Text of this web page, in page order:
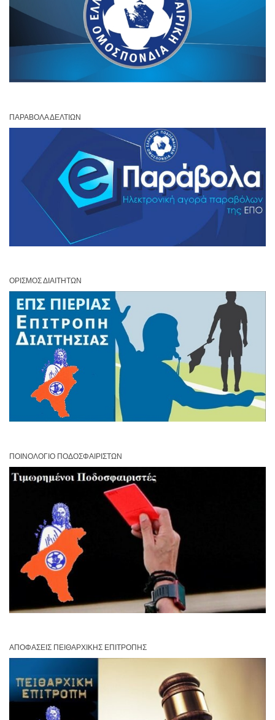
ΠΑΡΆΒΟΛΑ ΔΕΛΤΊΩΝ
ΟΡΙΣΜΌΣ ΔΙΑΙΤΗΤΏΝ
ΠΟΙΝΟΛΌΓΙΟ ΠΟΔΟΣΦΑΙΡΙΣΤΏΝ
ΑΠΟΦΆΣΕΙΣ ΠΕΙΘΑΡΧΙΚΉΣ ΕΠΙΤΡΟΠΉΣ